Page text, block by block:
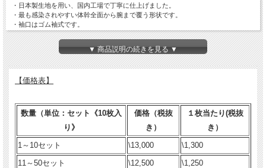
・日本製生地を用い、国内工場で丁寧に仕上げました。
・最も感染されやすい体幹全面から腕まで覆う形状です。
・袖口はゴム袖式です。
・防水性の高いポリエチレンフィルムコーティングを施しているため、血液や体液
等のバリヤ性に優れています。
《注意》
で下さい。
素材
本体 ポリエステル100％
表面 ポリエチレンコーティング
日本製
▼ 商品説明の続きを見る ▼
【価格表】
数量（単位：セット《10枚入
り》
価格（税抜
き）
１枚当たり(税抜
き）
1～10セット
\13,000
\1,300
11～50セット
\12,500
\1,250